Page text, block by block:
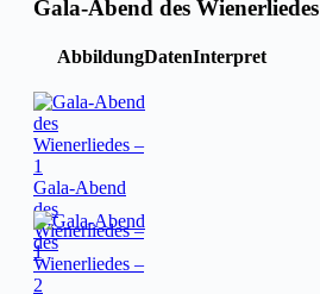
Gala-Abend des Wienerliedes
AbbildungDatenInterpret
Gala-Abend
des
Wienerliedes –
1